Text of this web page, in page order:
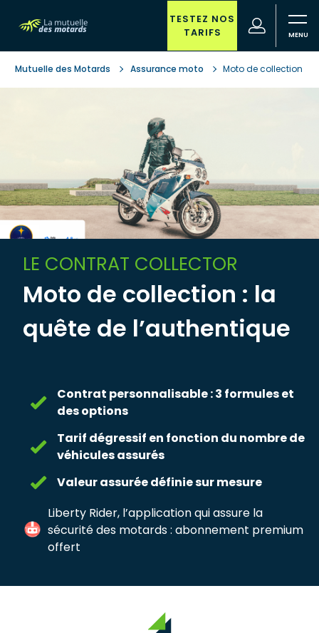
recherche
TESTEZ NOS
TARIFS
(nouvelle
fenêtre)
Mutuelle des Motards Assurance moto Moto de collection
LE CONTRAT COLLECTOR
Moto de collection : la
quête de l’authentique
Contrat personnalisable : 3 formules et
des options
Tarif dégressif en fonction du nombre de
véhicules assurés
Valeur assurée définie sur mesure
Liberty Rider, l’application qui assure la
sécurité des motards : abonnement premium
offert